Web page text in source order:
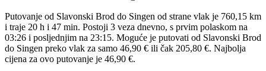
Putovanje od Slavonski Brod do Singen od strane vlak je 760,15 km
i traje 20 h i 47 min. Postoji 3 veza dnevno, s prvim polaskom na
03:26 i posljednjim na 23:15. Moguće je putovati od Slavonski Brod
do Singen preko vlak za samo 46,90 € ili čak 205,80 €. Najbolja
cijena za ovo putovanje je 46,90 €.